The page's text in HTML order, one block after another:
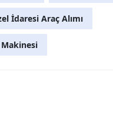
İdaresi Araç Alımı